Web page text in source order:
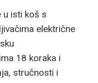
u isti koš s
električne
18 koraka i
stručnosti i